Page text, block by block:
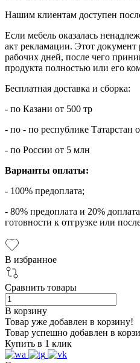
Нашим клиентам доступен
Если мебель оказалась
акт рекламации. Этот документ
рабочих дней, после чего
продукта полностью или его
Бесплатная доставка и сборка:
- по Казани от 500 тр
- по - по республике Татарстан
- по России от 5 млн
Варианты оплаты:
- 100% предоплата;
- 80% предоплата и 20%
готовности к отгрузке или
В избранное
Сравнить товары
В корзину
Товар уже добавлен в корзину!
Товар успешно добавлен в
Купить в 1 клик